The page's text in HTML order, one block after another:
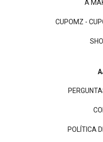
A
CUPOMZ -
POLÍTICA